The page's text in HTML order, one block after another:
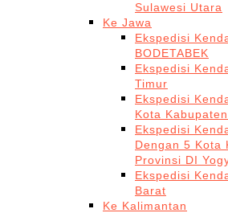
Sulawesi Utara
Ke Jawa
Ekspedisi
BODETABEK
Ekspedisi
Timur
Ekspedisi
Kota
Ekspedisi
Dengan 5 Kota
Provinsi DI
Ekspedisi
Barat
Ke Kalimantan